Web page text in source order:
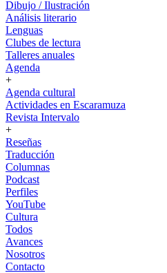
Dibujo / Ilustración
Análisis literario
Lenguas
Clubes de lectura
Talleres anuales
Agenda
+
Agenda cultural
Actividades en Escaramuza
Revista Intervalo
+
Reseñas
Traducción
Columnas
Podcast
Perfiles
YouTube
Cultura
Todos
Avances
Nosotros
Contacto